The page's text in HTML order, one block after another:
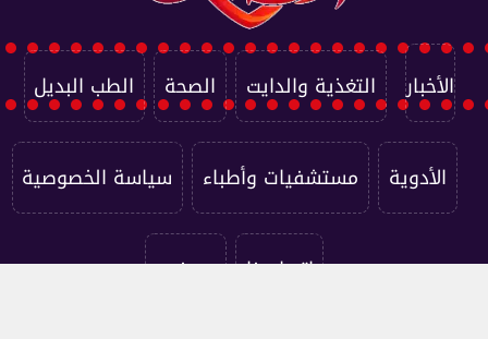
الأخبار التغذية والدايت الصحة الطب البديل
الأدوية مستشفيات وأطباء سياسة الخصوصية
اتصل بنا من نحن